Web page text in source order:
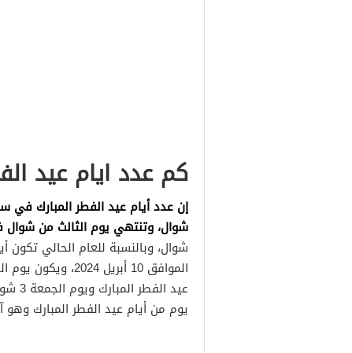
كم عدد ايام عيد
إن عدد أيام عيد الفطر المبارك في
شوال، وتنتهي يوم الثالث من
يوم من أيام عيد الفطر المبارك وهو